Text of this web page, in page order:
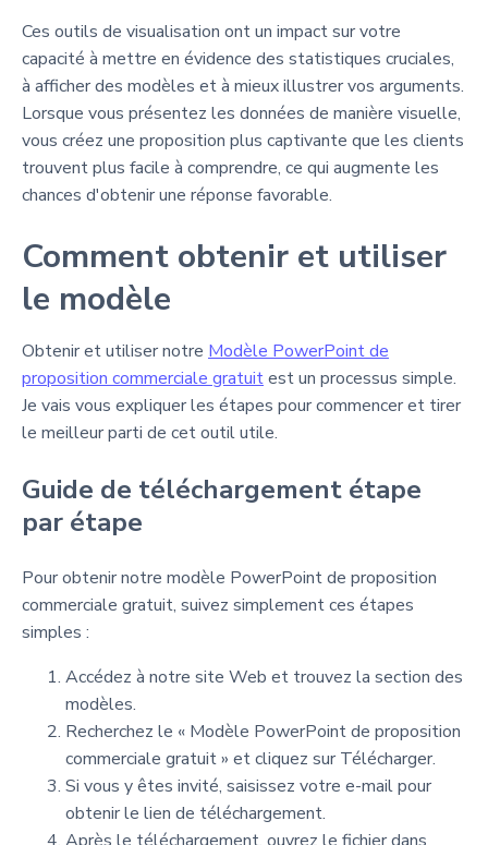
Ces outils de visualisation ont un impact sur votre
capacité à mettre en évidence des statistiques cruciales,
à afficher des modèles et à mieux illustrer vos arguments.
Lorsque vous présentez les données de manière visuelle,
vous créez une proposition plus captivante que les clients
trouvent plus facile à comprendre, ce qui augmente les
chances d'obtenir une réponse favorable.
Comment obtenir et utiliser
le modèle
Obtenir et utiliser notre Modèle PowerPoint de
proposition commerciale gratuitest un processus simple.
Je vais vous expliquer les étapes pour commencer et tirer
le meilleur parti de cet outil utile.
Guide de téléchargement étape
par étape
Pour obtenir notre modèle PowerPoint de proposition
commerciale gratuit, suivez simplement ces étapes
simples :
Accédez à notre site Web et trouvez la section des
modèles.
Recherchez le « Modèle PowerPoint de proposition
commerciale gratuit » et cliquez sur Télécharger.
Si vous y êtes invité, saisissez votre e-mail pour
obtenir le lien de téléchargement.